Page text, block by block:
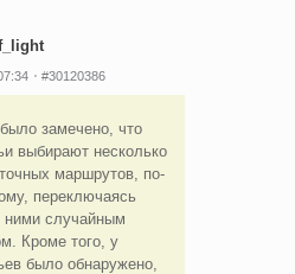
#30120386
замечено, что
выбирают несколько
маршрутов, по-
переключаясь
случайным
Кроме того, у
было обнаружено,